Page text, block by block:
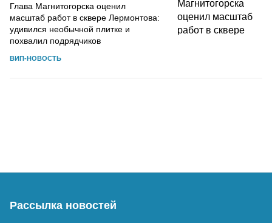
Глава Магнитогорска оценил
масштаб работ в сквере Лермонтова:
удивился необычной плитке и
похвалил подрядчиков
ВИП-НОВОСТЬ
Рассылка новостей